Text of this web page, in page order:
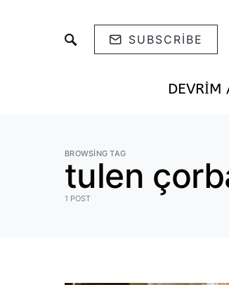
SUBSCRIBE
DEVRIM
BROWSING TAG
tulen
1 POST